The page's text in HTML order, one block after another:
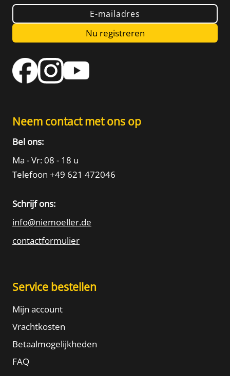
E-mailadres
Nu registreren
Neem contact met ons op
Bel ons:
Ma - Vr: 08 - 18 u
Telefoon +49 621 472046
Schrijf ons:
info@niemoeller.de
contactformulier
Service bestellen
Mijn account
Vrachtkosten
Betaalmogelijkheden
FAQ